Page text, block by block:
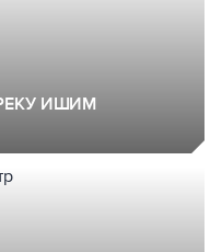
ИШИМ